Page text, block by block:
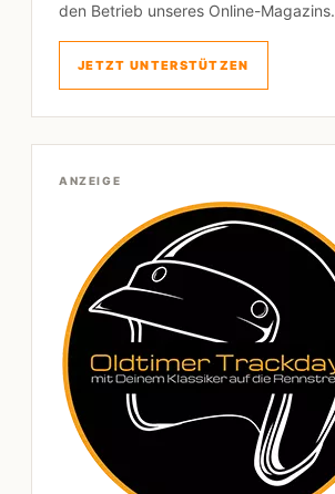
den Betrieb unseres Online-Magazins.
JETZT UNTERSTÜTZEN
ANZEIGE